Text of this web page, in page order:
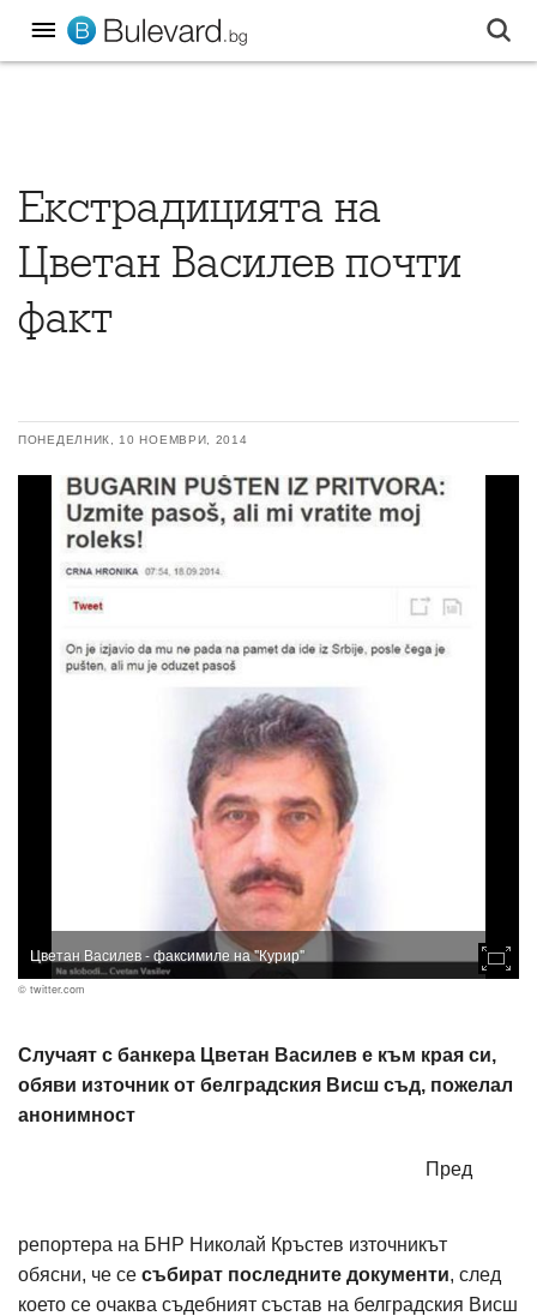
Екстрадицията на
Цветан Василев почти
факт
ПОНЕДЕЛНИК, 10 НОЕМВРИ, 2014
Цветан Василев - факсимиле на "Курир"
© twitter.com
Случаят с банкера Цветан Василев е към края си,
обяви източник от белградския Висш съд, пожелал
анонимност
Пред
репортера на БНР Николай Кръстев източникът
обясни, че се събират последните документи, след
което се очаква съдебният състав на белградския Висш